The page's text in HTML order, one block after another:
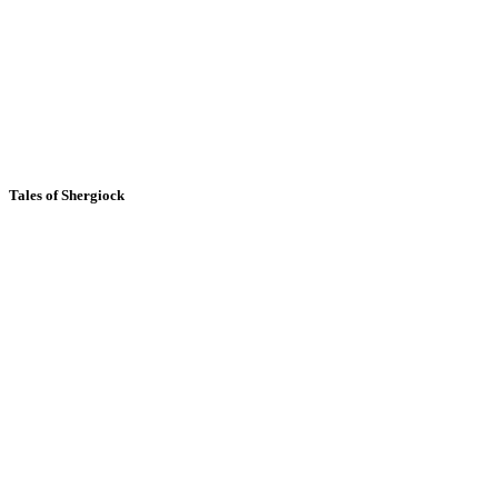
Tales of Shergiock